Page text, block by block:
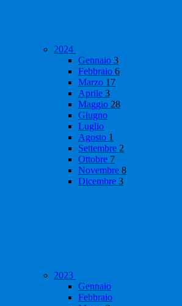
2024
Gennaio 3
Febbraio 6
Marzo 17
Aprile 3
Maggio 28
Giugno
Luglio
Agosto 1
Settembre 2
Ottobre 7
Novembre 8
Dicembre 3
2023
Gennaio
Febbraio